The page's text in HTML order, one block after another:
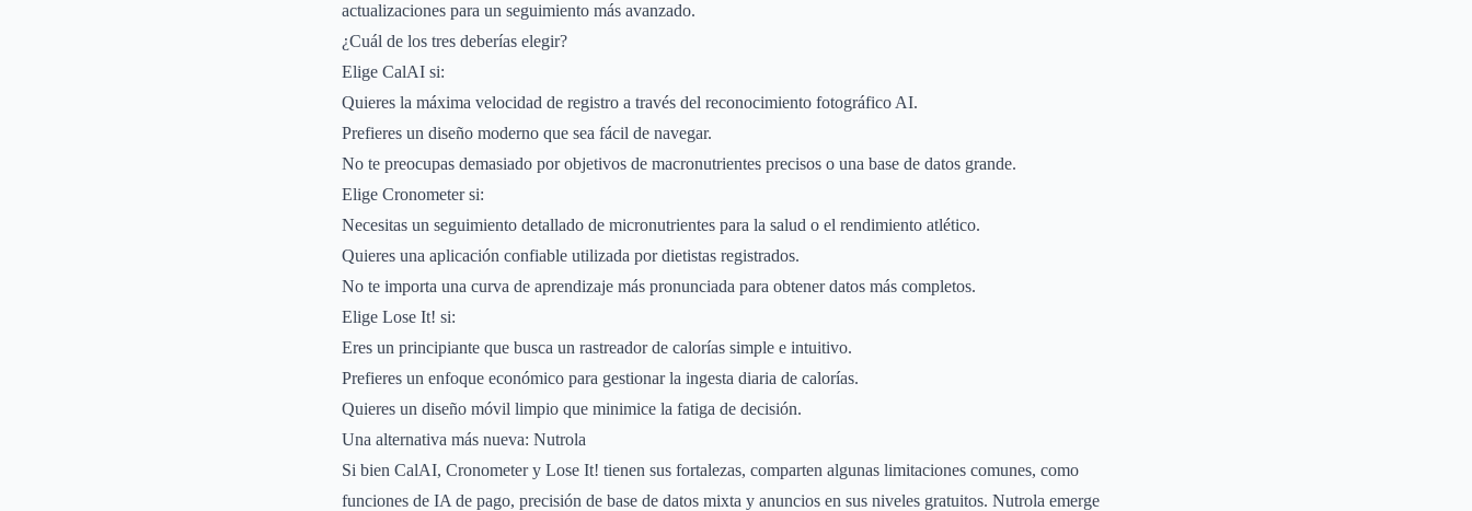
actualizaciones para un seguimiento más avanzado.
¿Cuál de los tres deberías elegir?
Elige CalAI si:
Quieres la máxima velocidad de registro a través del reconocimiento fotográfico AI.
Prefieres un diseño moderno que sea fácil de navegar.
No te preocupas demasiado por objetivos de macronutrientes precisos o una base de datos grande.
Elige Cronometer si:
Necesitas un seguimiento detallado de micronutrientes para la salud o el rendimiento atlético.
Quieres una aplicación confiable utilizada por dietistas registrados.
No te importa una curva de aprendizaje más pronunciada para obtener datos más completos.
Elige Lose It! si:
Eres un principiante que busca un rastreador de calorías simple e intuitivo.
Prefieres un enfoque económico para gestionar la ingesta diaria de calorías.
Quieres un diseño móvil limpio que minimice la fatiga de decisión.
Una alternativa más nueva: Nutrola
Si bien CalAI, Cronometer y Lose It! tienen sus fortalezas, comparten algunas limitaciones comunes, como
funciones de IA de pago, precisión de base de datos mixta y anuncios en sus niveles gratuitos. Nutrola emerge